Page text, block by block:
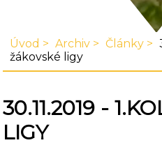
Úvod Archiv Články
žákovské ligy
30.11.2019 -
LIGY